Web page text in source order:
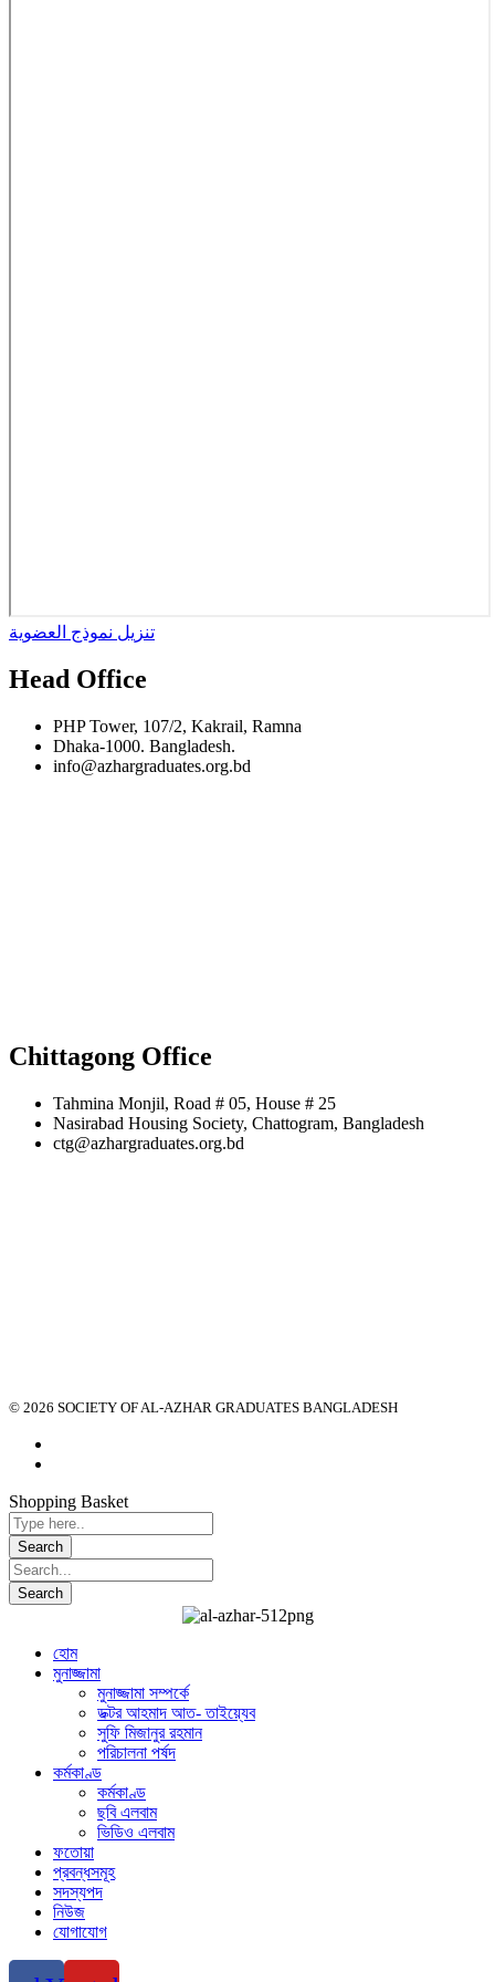
تنزيل نموذج العضوية
Head Office
PHP Tower, 107/2, Kakrail, Ramna
Dhaka-1000. Bangladesh.
info@azhargraduates.org.bd
Chittagong Office
Tahmina Monjil, Road # 05, House # 25
Nasirabad Housing Society, Chattogram, Bangladesh
ctg@azhargraduates.org.bd
© 2026 SOCIETY OF AL-AZHAR GRADUATES BANGLADESH
Shopping Basket
হোম
মুনাজ্জামা
মুনাজ্জামা সম্পর্কে
ডক্টর আহমাদ আত- তাইয়্যেব
সুফি মিজানুর রহমান
পরিচালনা পর্ষদ
কর্মকাণ্ড
কর্মকাণ্ড
ছবি এলবাম
ভিডিও এলবাম
ফতোয়া
প্রবন্ধসমূহ
সদস্যপদ
নিউজ
যোগাযোগ